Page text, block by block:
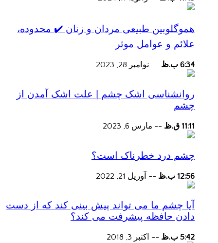
هموگلوبین طبیعی مردان و زنان ✔️ محدوده،
علائم و عوامل موثر
6:34 ب.ظ -- نوامبر 28, 2023
روانشناسی اشک چشم | علت اشک آمدن از
چشم
11:11 ق.ظ -- مارس 6, 2023
چشم درد خطرناک است؟
12:56 ب.ظ -- آوریل 21, 2022
آیا چشم ما می تواند پیش بینی کند که از دست
دادن حافظه پیشرفت می کند؟
5:42 ب.ظ -- اکتبر 3, 2018